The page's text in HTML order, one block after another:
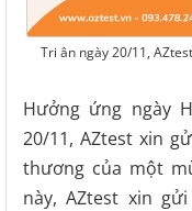
Tri ân ngày 20/11,
Hưởng ứng ngày
20/11, AZtest xin
thương của một
này, AZtest xin